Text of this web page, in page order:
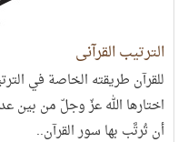
الترتيب القرآني
للقرآن طريقته الخاصة في
اختارها الله عزّ وجلّ من بين
أن تُرتَّب بها سور القرآن..